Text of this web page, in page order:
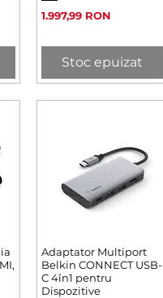
Preț
1.997,99 RON
Stoc epuizat
Afișare rapidă
Adaptator Multiport
Belkin CONNECT USB-
C 4în1 pentru
Dispozitive